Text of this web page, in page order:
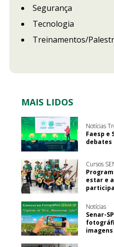
Segurança
Tecnologia
Treinamentos/
MAIS LIDOS
Notícias
Faesp e
debates
Cursos
estar e
Notícias
Senar-